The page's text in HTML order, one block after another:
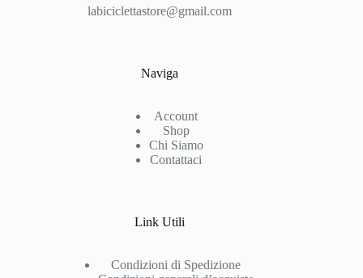
labiciclettastore@gmail.com
Naviga
Account
Shop
Chi Siamo
Contattaci
Link Utili
Condizioni di Spedizione